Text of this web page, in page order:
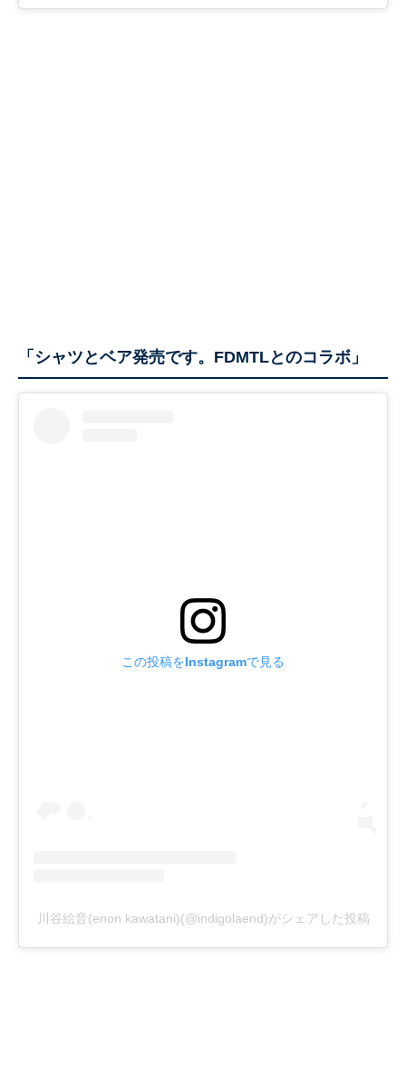
「シャツとベア発売です。FDMTLとのコラボ」
この投稿をInstagramで見る
川谷絵音(enon kawatani)(@indigolaend)がシェアした投稿